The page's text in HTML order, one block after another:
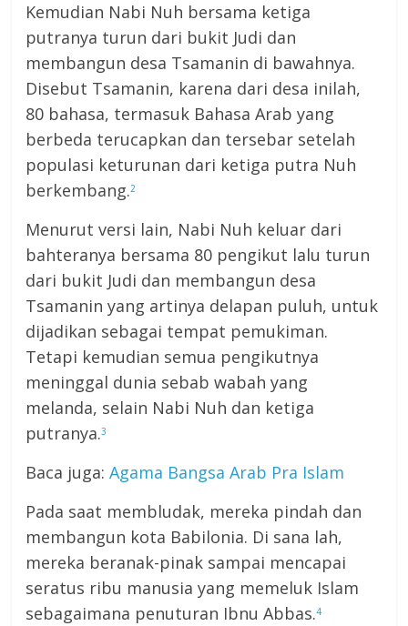
Kemudian Nabi Nuh bersama ketiga
putranya turun dari bukit Judi dan
membangun desa Tsamanin di bawahnya.
Disebut Tsamanin, karena dari desa inilah,
80 bahasa, termasuk Bahasa Arab yang
berbeda terucapkan dan tersebar setelah
populasi keturunan dari ketiga putra Nuh
berkembang.2
Menurut versi lain, Nabi Nuh keluar dari
bahteranya bersama 80 pengikut lalu turun
dari bukit Judi dan membangun desa
Tsamanin yang artinya delapan puluh, untuk
dijadikan sebagai tempat pemukiman.
Tetapi kemudian semua pengikutnya
meninggal dunia sebab wabah yang
melanda, selain Nabi Nuh dan ketiga
putranya.3
Baca juga:Agama Bangsa Arab Pra Islam
Pada saat membludak, mereka pindah dan
membangun kota Babilonia. Di sana lah,
mereka beranak-pinak sampai mencapai
seratus ribu manusia yang memeluk Islam
sebagaimana penuturan Ibnu Abbas.4